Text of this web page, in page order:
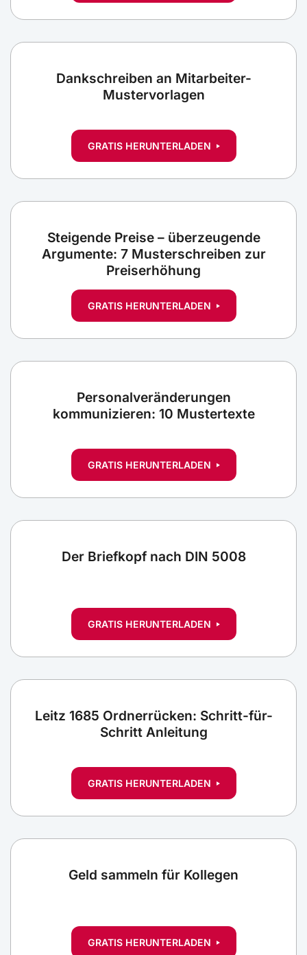
Dankschreiben an Mitarbeiter-
Mustervorlagen
GRATIS HERUNTERLADEN
Steigende Preise – überzeugende
Argumente: 7 Musterschreiben zur
Preiserhöhung
GRATIS HERUNTERLADEN
Personalveränderungen
kommunizieren: 10 Mustertexte
GRATIS HERUNTERLADEN
Der Briefkopf nach DIN 5008
GRATIS HERUNTERLADEN
Leitz 1685 Ordnerrücken: Schritt-für-
Schritt Anleitung
GRATIS HERUNTERLADEN
Geld sammeln für Kollegen
GRATIS HERUNTERLADEN